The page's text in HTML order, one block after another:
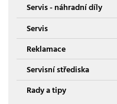
Servis - náhradní díly
Servis
Reklamace
Servisní střediska
Rady a tipy